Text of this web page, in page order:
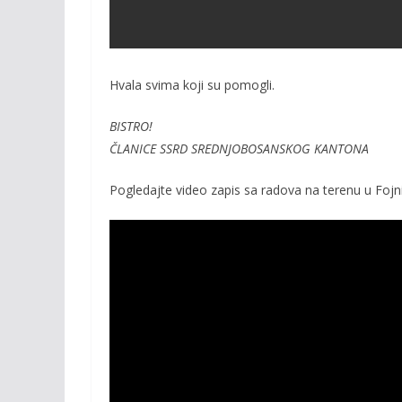
Hvala svima koji su pomogli.
BISTRO!
ČLANICE SSRD SREDNJOBOSANSKOG KANTONA
Pogledajte video zapis sa radova na terenu u